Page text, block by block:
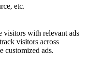
etc.
visitors with relevant ads
visitors across
customized ads.